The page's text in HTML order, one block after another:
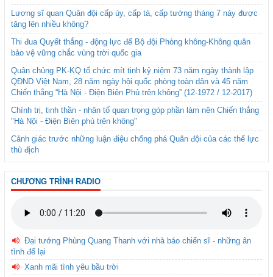
Lương sĩ quan Quân đội cấp úy, cấp tá, cấp tướng tháng 7 này được
tăng lên nhiều không?
Thi đua Quyết thắng - động lực để Bộ đội Phòng không-Không quân
bảo vệ vững chắc vùng trời quốc gia
Quân chủng PK-KQ tổ chức mít tinh kỷ niệm 73 năm ngày thành lập
QĐND Việt Nam, 28 năm ngày hội quốc phòng toàn dân và 45 năm
Chiến thắng “Hà Nội - Điện Biên Phủ trên không” (12-1972 / 12-2017)
Chính trị, tinh thần - nhân tố quan trọng góp phần làm nên Chiến thắng
"Hà Nội - Điện Biên phủ trên không"
Cảnh giác trước những luận điệu chống phá Quân đội của các thế lực
thù địch
CHƯƠNG TRÌNH RADIO
Đại tướng Phùng Quang Thanh với nhà báo chiến sĩ - những ân
tình để lại
Xanh mãi tình yêu bầu trời